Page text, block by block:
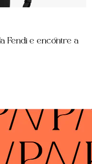
Fendi e encontre a